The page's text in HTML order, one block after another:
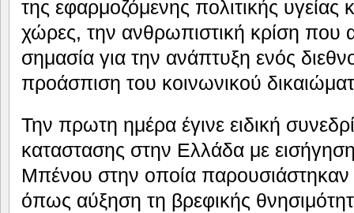
της εφαρμοζόμενης πολιτικής υγείας
χώρες, την ανθρωπιστική κρίση που
σημασία για την ανάπτυξη ενός
προάσπιση του κοινωνικού
Την πρωτη ημέρα έγινε ειδική
καταστασης στην Ελλάδα με
Μπένου στην οποία παρουσιάστηκαν
όπως αύξηση τη βρεφικής